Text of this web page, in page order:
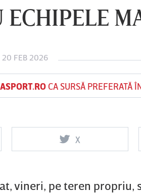
ECHIPELE
20 FEB 2026
CA SURSĂ PREFERATĂ
X
vineri, pe teren propriu,
FCSB UTA Arad